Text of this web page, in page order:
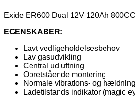
Exide ER600 Dual 12V 120Ah
EGENSKABER:
Lavt vedligeholdelsesbehov
Lav gasudvikling
Central udluftning
Opretstående montering
Normale vibrations- og
Ladetilstands indikator (magic